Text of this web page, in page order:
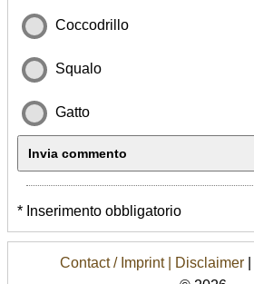
Coccodrillo
Squalo
Gatto
* Inserimento obbligatorio
Contact / Imprint | Disclaimer